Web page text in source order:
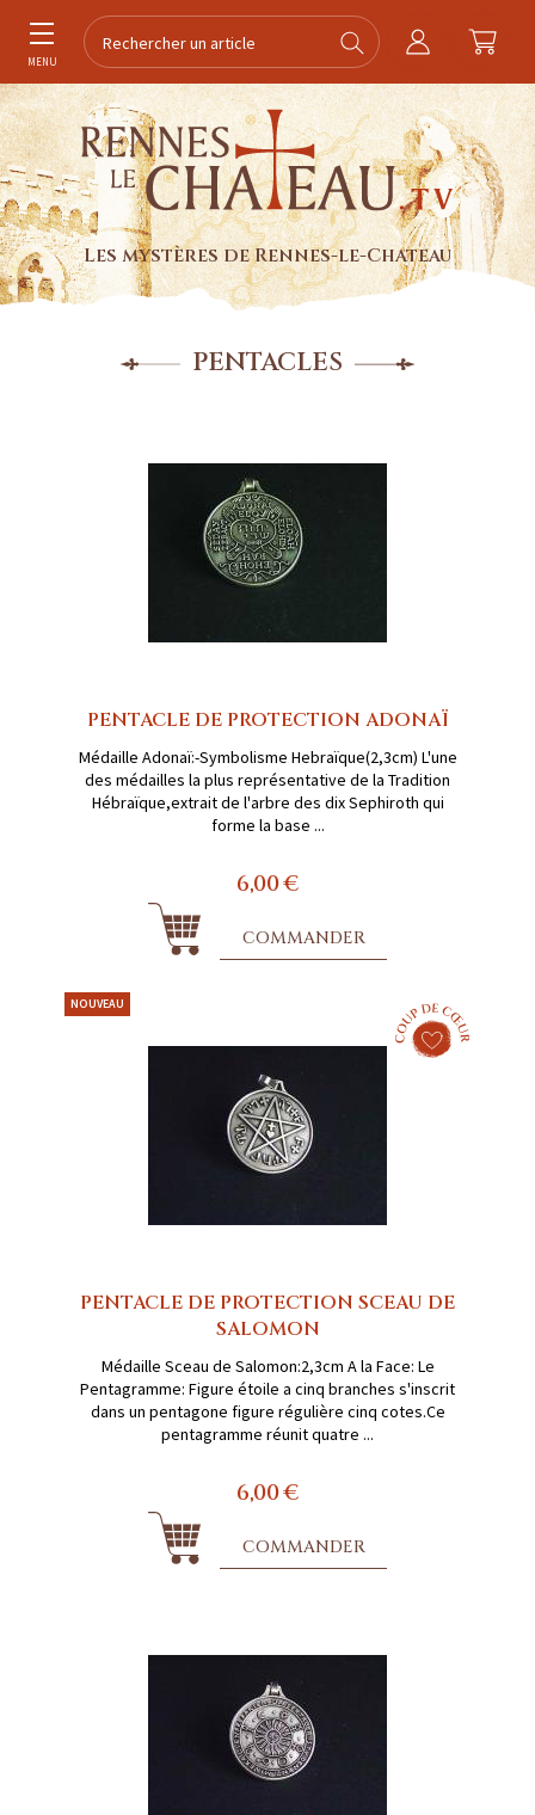
MENU
Les mystères de Rennes-le-Chateau
PENTACLES
PENTACLE DE PROTECTION ADONAÏ
Médaille Adonaï:-Symbolisme Hebraïque(2,3cm) L'une
des médailles la plus représentative de la Tradition
Hébraïque,extrait de l'arbre des dix Sephiroth qui
forme la base ...
6,00 €
COMMANDER
NOUVEAU
PENTACLE DE PROTECTION SCEAU DE
SALOMON
Médaille Sceau de Salomon:2,3cm A la Face: Le
Pentagramme: Figure étoile a cinq branches s'inscrit
dans un pentagone figure régulière cinq cotes.Ce
pentagramme réunit quatre ...
6,00 €
COMMANDER